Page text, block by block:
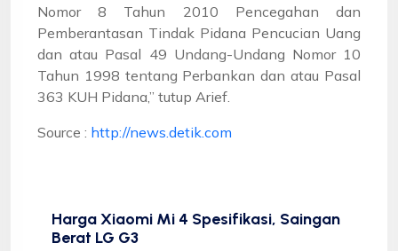
Nomor 8 Tahun 2010 Pencegahan dan
Pemberantasan Tindak Pidana Pencucian Uang
dan atau Pasal 49 Undang-Undang Nomor 10
Tahun 1998 tentang Perbankan dan atau Pasal
363 KUH Pidana,” tutup Arief.
Source : http://news.detik.com
Harga Xiaomi Mi 4 Spesifikasi, Saingan
Berat LG G3